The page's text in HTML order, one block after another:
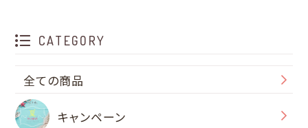
CATEGORY
全ての商品
キャンペーン